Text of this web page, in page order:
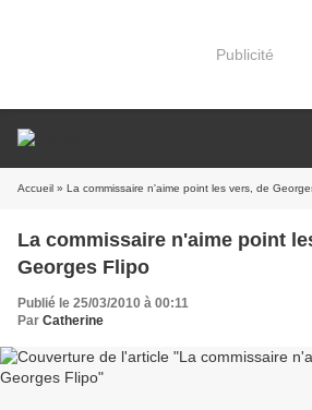
Publicité
Accueil » La commissaire n'aime point les vers, de
La commissaire n'aime point
Georges Flipo
Publié le 25/03/2010 à 00:11
Par Catherine